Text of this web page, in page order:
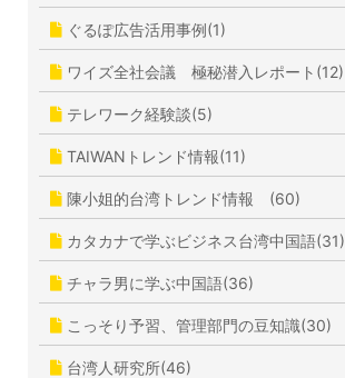
ぐるぽ広告活用事例(1)
ワイズ全社会議 極秘潜入レポート(12)
テレワーク経験談(5)
TAIWANトレンド情報(11)
陳小姐的台湾トレンド情報 (60)
カタカナで学ぶビジネス台湾中国語(31)
チャラ男に学ぶ中国語(36)
こっそり予習、管理部門の豆知識(30)
台湾人研究所(46)